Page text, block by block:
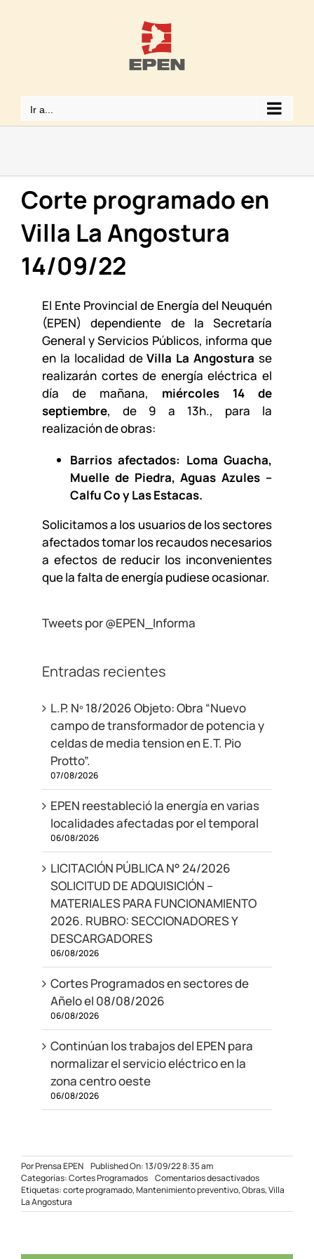
Ir a...
Corte programado en
Villa La Angostura
14/09/22
El Ente Provincial de Energía del Neuquén
(EPEN) dependiente de la Secretaría
General y Servicios Públicos, informa que
en la localidad deVilla La Angostura se
realizarán cortes de energía eléctrica el
día de mañana, miércoles 14 de
septiembre, de 9 a 13h., para la
realización de obras:
Barrios afectados: Loma Guacha,
Muelle de Piedra, Aguas Azules –
Calfu Co y Las Estacas.
Solicitamos a los usuarios de los sectores
afectados tomar los recaudos necesarios
a efectos de reducir los inconvenientes
que la falta de energía pudiese ocasionar.
Tweets por @EPEN_Informa
Entradas recientes
L.P. Nº 18/2026 Objeto: Obra “Nuevo
campo de transformador de potencia y
celdas de media tension en E.T. Pio
Protto”.
07/08/2026
EPEN reestableció la energía en varias
localidades afectadas por el temporal
06/08/2026
LICITACIÓN PÚBLICA N° 24/2026
SOLICITUD DE ADQUISICIÓN –
MATERIALES PARA FUNCIONAMIENTO
2026. RUBRO: SECCIONADORES Y
DESCARGADORES
06/08/2026
Cortes Programados en sectores de
Añelo el 08/08/2026
06/08/2026
Continúan los trabajos del EPEN para
normalizar el servicio eléctrico en la
zona centro oeste
06/08/2026
PorPrensa EPEN Published On: 13/09/22 8:35 am
Categorías:Cortes Programados Comentarios desactivadosen
Corte
en
Etiquetas:corte programado,Mantenimiento preventivo,Obras,Villa
La Angostura